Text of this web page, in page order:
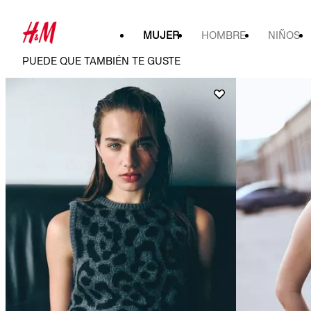
MUJER HOMBRE NIÑOS
PUEDE QUE TAMBIÉN TE GUSTE